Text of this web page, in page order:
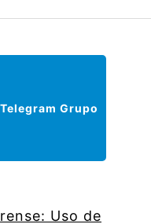
Telegram Grupo
Uso de